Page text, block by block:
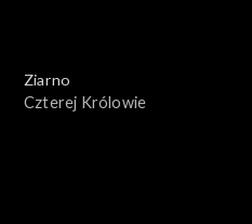
Ziarno
Czterej Królowie